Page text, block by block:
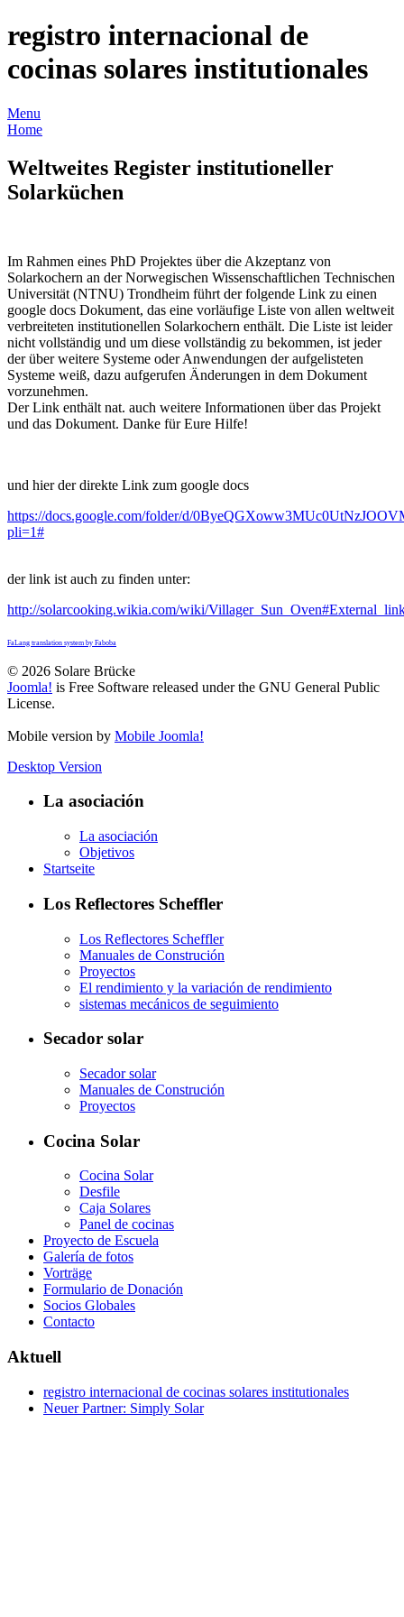
registro internacional de
cocinas solares institutionales
Menu
Home
Weltweites Register institutioneller
Solarküchen
Im Rahmen eines PhD Projektes über die Akzeptanz von
Solarkochern an der Norwegischen Wissenschaftlichen Technischen
Universität (NTNU) Trondheim führt der folgende Link zu einen
google docs Dokument, das eine vorläufige Liste von allen weltweit
verbreiteten institutionellen Solarkochern enthält. Die Liste ist leider
nicht vollständig und um diese vollständig zu bekommen, ist jeder
der über weitere Systeme oder Anwendungen der aufgelisteten
Systeme weiß, dazu aufgerufen Änderungen in dem Dokument
vorzunehmen.
Der Link enthält nat. auch weitere Informationen über das Projekt
und das Dokument. Danke für Eure Hilfe!
und hier der direkte Link zum google docs
https://docs.google.com/folder/d/
pli=1#
der link ist auch zu finden unter:
http://solarcooking.wikia.com/wiki/
FaLang translation system by Faboba
© 2026 Solare Brücke
Joomla! is Free Software released under the GNU General Public
License.
Mobile version by Mobile Joomla!
Desktop Version
La asociación
La asociación
Objetivos
Startseite
Los Reflectores Scheffler
Los Reflectores Scheffler
Manuales de Construción
Proyectos
El rendimiento y la variación de rendimiento
sistemas mecánicos de seguimiento
Secador solar
Secador solar
Manuales de Construción
Proyectos
Cocina Solar
Cocina Solar
Desfile
Caja Solares
Panel de cocinas
Proyecto de Escuela
Galería de fotos
Vorträge
Formulario de Donación
Socios Globales
Contacto
Aktuell
registro internacional de cocinas solares institutionales
Neuer Partner: Simply Solar